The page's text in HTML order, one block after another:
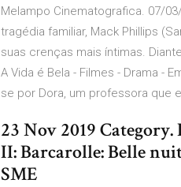
Melampo Cinematografica. 07/
tragédia familiar, Mack Phillips
suas crenças mais íntimas.
A Vida é Bela - Filmes - Drama -
se por Dora, um professora que
23 Nov 2019
II: Barcarolle: Belle
SME